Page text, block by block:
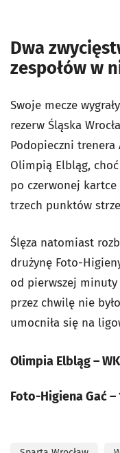
Dwa
zespołów w
Swoje mecze
rezerw Śląska
Podopieczni trenera
Olimpią Elbląg,
po czerwonej kartce
trzech punktów
Ślęza natomiast
drużynę Foto-
od pierwszej
przez chwilę nie
umocniła się na
Olimpia Elbląg –
Foto-Higiena Gać –